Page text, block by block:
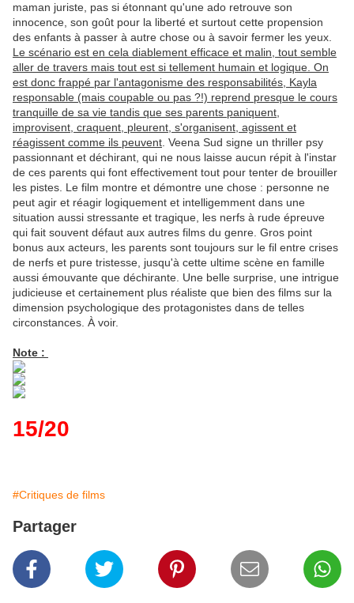
maman juriste, pas si étonnant qu'une ado retrouve son
innocence, son goût pour la liberté et surtout cette propension
des enfants à passer à autre chose ou à savoir fermer les yeux.
Le scénario est en cela diablement efficace et malin, tout semble
aller de travers mais tout est si tellement humain et logique. On
est donc frappé par l'antagonisme des responsabilités, Kayla
responsable (mais coupable ou pas ?!) reprend presque le cours
tranquille de sa vie tandis que ses parents paniquent,
improvisent, craquent, pleurent, s'organisent, agissent et
réagissent comme ils peuvent . Veena Sud signe un thriller psy
passionnant et déchirant, qui ne nous laisse aucun répit à l'instar
de ces parents qui font effectivement tout pour tenter de brouiller
les pistes. Le film montre et démontre une chose : personne ne
peut agir et réagir logiquement et intelligemment dans une
situation aussi stressante et tragique, les nerfs à rude épreuve
qui fait souvent défaut aux autres films du genre. Gros point
bonus aux acteurs, les parents sont toujours sur le fil entre crises
de nerfs et pure tristesse, jusqu'à cette ultime scène en famille
aussi émouvante que déchirante. Une belle surprise, une intrigue
judicieuse et certainement plus réaliste que bien des films sur la
dimension psychologique des protagonistes dans de telles
circonstances. À voir.
Note :
15/20
#Critiques de films
Partager